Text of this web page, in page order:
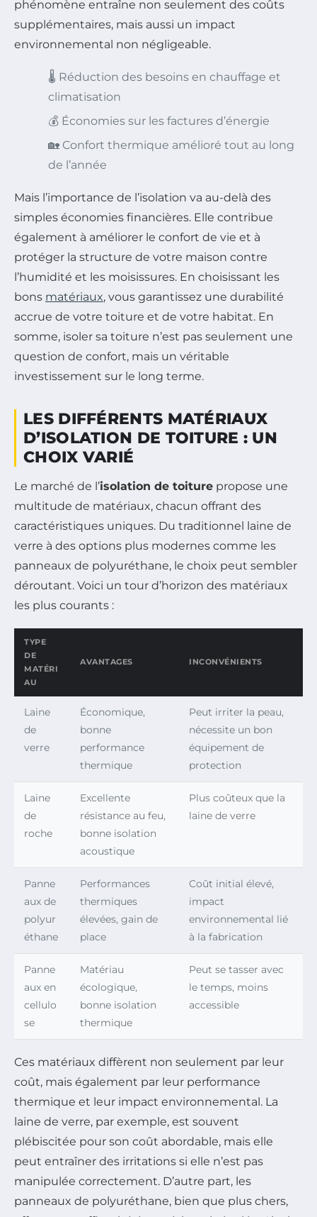
phénomène entraîne non seulement des coûts
supplémentaires, mais aussi un impact
environnemental non négligeable.
🌡️ Réduction des besoins en chauffage et
climatisation
💰 Économies sur les factures d’énergie
🏡 Confort thermique amélioré tout au long
de l’année
Mais l’importance de l’isolation va au-delà des
simples économies financières. Elle contribue
également à améliorer le confort de vie et à
protéger la structure de votre maison contre
l’humidité et les moisissures. En choisissant les
bons matériaux, vous garantissez une durabilité
accrue de votre toiture et de votre habitat. En
somme, isoler sa toiture n’est pas seulement une
question de confort, mais un véritable
investissement sur le long terme.
LES DIFFÉRENTS MATÉRIAUX
D’ISOLATION DE TOITURE : UN
CHOIX VARIÉ
Le marché de l’isolation de toiture propose une
multitude de matériaux, chacun offrant des
caractéristiques uniques. Du traditionnel laine de
verre à des options plus modernes comme les
panneaux de polyuréthane, le choix peut sembler
déroutant. Voici un tour d’horizon des matériaux
les plus courants :
TYPE
DE
MATÉRI
AU
AVANTAGES INCONVÉNIENTS
Laine
de
verre
Économique,
bonne
performance
thermique
Peut irriter la peau,
nécessite un bon
équipement de
protection
Laine
de
roche
Excellente
résistance au feu,
bonne isolation
acoustique
Plus coûteux que la
laine de verre
Panne
aux de
polyur
éthane
Performances
thermiques
élevées, gain de
place
Coût initial élevé,
impact
environnemental lié
à la fabrication
Panne
aux en
cellulo
se
Matériau
écologique,
bonne isolation
thermique
Peut se tasser avec
le temps, moins
accessible
Ces matériaux diffèrent non seulement par leur
coût, mais également par leur performance
thermique et leur impact environnemental. La
laine de verre, par exemple, est souvent
plébiscitée pour son coût abordable, mais elle
peut entraîner des irritations si elle n’est pas
manipulée correctement. D’autre part, les
panneaux de polyuréthane, bien que plus chers,